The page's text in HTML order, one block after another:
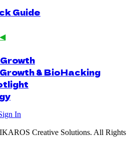
Guide
& BioHacking
In
Creative Solutions. All Rights